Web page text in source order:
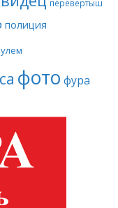
перевертыш
полиция
фото фура